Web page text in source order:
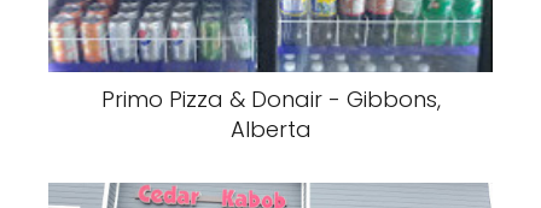
Primo Pizza & Donair - Gibbons,
Alberta